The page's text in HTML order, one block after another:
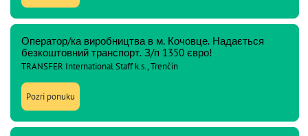
Оператор/ка виробництва в м. Кочовце. Надається
безкоштовний транспорт. З/п 1350 євро!
TRANSFER International Staff k.s., Trenčín
Pozri ponuku